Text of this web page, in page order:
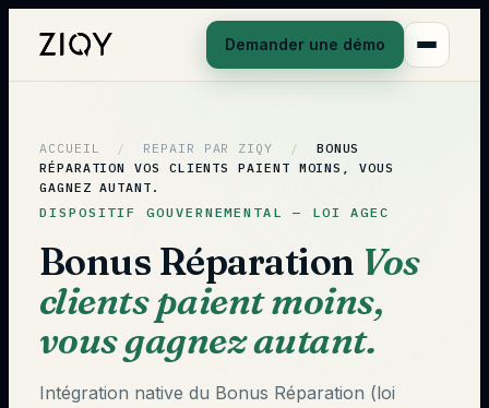
Demander une démo
ACCUEIL / REPAIR PAR ZIQY /
BONUS
RÉPARATION
VOS CLIENTS PAIENT MOINS, VOUS
GAGNEZ AUTANT.
DISPOSITIF GOUVERNEMENTAL — LOI AGEC
Bonus Réparation Vos
clients paient moins,
vous gagnez autant.
Intégration native du Bonus Réparation (loi